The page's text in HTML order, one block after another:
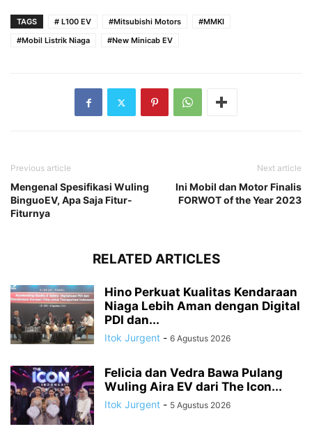
TAGS # L100 EV #Mitsubishi Motors
#MMKI
#Mobil Listrik Niaga
#New Minicab EV
Previous article
Mengenal Spesifikasi Wuling
BinguoEV, Apa Saja Fitur-
Fiturnya
Next article
Ini Mobil dan Motor Finalis
FORWOT of the Year 2023
RELATED ARTICLES
Hino Perkuat Kualitas Kendaraan
Niaga Lebih Aman dengan Digital
PDI dan...
Itok Jurgent - 6 Agustus 2026
Felicia dan Vedra Bawa Pulang
Wuling Aira EV dari The Icon...
Itok Jurgent - 5 Agustus 2026